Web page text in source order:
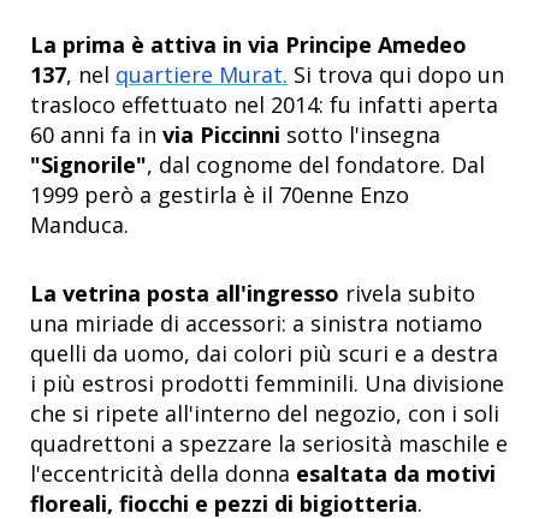
La prima è attiva in via Principe Amedeo
137, nel quartiere Murat. Si trova qui dopo un
trasloco effettuato nel 2014: fu infatti aperta
60 anni fa in via Piccinni sotto l'insegna
"Signorile", dal cognome del fondatore. Dal
1999 però a gestirla è il 70enne Enzo
Manduca.
La vetrina posta all'ingresso rivela subito
una miriade di accessori: a sinistra notiamo
quelli da uomo, dai colori più scuri e a destra
i più estrosi prodotti femminili. Una divisione
che si ripete all'interno del negozio, con i soli
quadrettoni a spezzare la seriosità maschile e
l'eccentricità della donna esaltata da motivi
floreali, fiocchi e pezzi di bigiotteria.